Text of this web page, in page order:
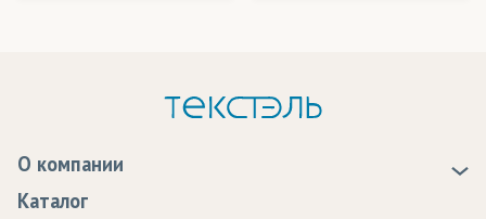
О компании
Каталог